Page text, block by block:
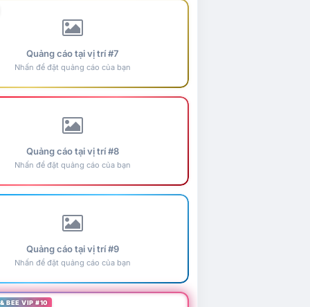
Quảng cáo tại vị trí #7
Nhấn để đặt quảng cáo của bạn
Quảng cáo tại vị trí #8
Nhấn để đặt quảng cáo của bạn
Quảng cáo tại vị trí #9
Nhấn để đặt quảng cáo của bạn
BEE VIP #10